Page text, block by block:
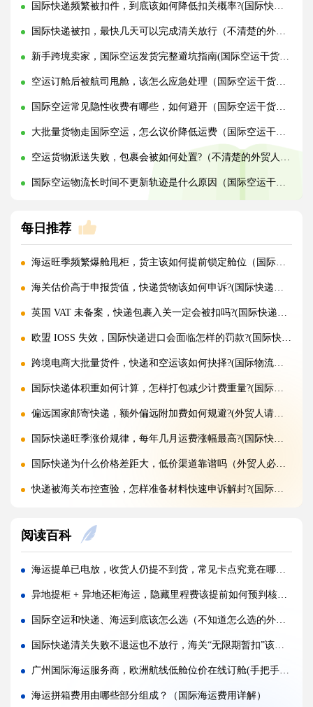
国际快递频繁被扣件，到底该如何降低扣关概率?(国际快递干货知识分享)
国际快递被扣，最快几天可以完成清关放行（不清楚的外贸人看过来）
新手跨境卖家，国际空运发货完整避坑指南(国际空运干货知识分享)
空运订舱后被航司甩舱，该怎么应急处理（国际空运干货知识分享）
国际空运常见隐性收费有哪些，如何避开（国际空运干货知识分享）
大批量货物走国际空运，怎么议价降低运费（国际空运干货知识分享）
空运货物派送失败，包裹会被如何处置?（不清楚的外贸人看过来）
国际空运物流长时间不更新轨迹是什么原因（国际空运干货知识分享）
每日推荐
海运旺季频繁爆舱甩柜，货主该如何提前锁定舱位（国际海运干货知识分享）
海关估价高于申报货值，快递货物该如何申诉?(国际快递干货知识分享)
英国 VAT 未备案，快递包裹入关一定会被扣吗?(国际快递干货知识分享)
欧盟 IOSS 失效，国际快递进口会面临怎样的罚款?(国际快递干货知识分享)
跨境电商大批量货件，快递和空运该如何抉择?(国际物流干货知识分享)
国际快递体积重如何计算，怎样打包减少计费重量?(国际快递干货知识分享)
偏远国家邮寄快递，额外偏远附加费如何规避?(外贸人请注意)
国际快递旺季涨价规律，每年几月运费涨幅最高?(国际快递干货知识分享)
国际快递为什么价格差距大，低价渠道靠谱吗（外贸人必看篇）
快递被海关布控查验，怎样准备材料快速申诉解封?(国际快递干货知识分享)
国际快递实木木箱无 IPPC 标识，一定会被海关扣留吗?(国际快递干货知识分享)
快递 AMS、IOSS、VAT 预申报填错，会带来什么麻烦?(国际快递干货知识分享)
国际快递低申报被海关查到，一般罚款比例是多少（外贸人请注意）
国际快递品名申报出错，会产生哪些罚款与滞留后果?(外贸人请注意)
国际快递频繁被扣件，到底该如何降低扣关概率?(国际快递干货知识分享)
空运订舱后被航司甩舱，该怎么应急处理（国际空运干货知识分享）
空运货物派送失败，包裹会被如何处置?（不清楚的外贸人看过来）
阅读百科
海运提单已电放，收货人仍提不到货，常见卡点究竟在哪（国际海运干货知识分享）
异地提柜 + 异地还柜海运，隐藏里程费该提前如何预判核算（国际海运干货知识分享）
国际空运和快递、海运到底该怎么选（不知道怎么选的外贸人看过来）
国际快递清关失败不退运也不放行，海关“无限期暂扣”该怎么办（不清楚的跨境电商卖家看过来）
广州国际海运服务商，欧洲航线低舱位价在线订舱(手把手教你省海运费)
海运拼箱费用由哪些部分组成？（国际海运费用详解）